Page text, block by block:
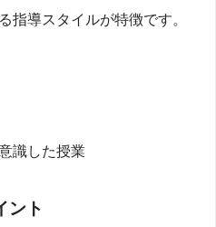
指導スタイルが特徴です。
識した授業
ント